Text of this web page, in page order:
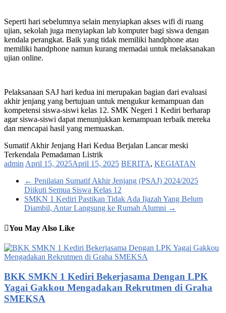
Seperti hari sebelumnya selain menyiapkan akses wifi di ruang
ujian, sekolah juga menyiapkan lab komputer bagi siswa dengan
kendala perangkat. Baik yang tidak memiliki handphone atau
memiliki handphone namun kurang memadai untuk melaksanakan
ujian online.
Pelaksanaan SAJ hari kedua ini merupakan bagian dari evaluasi
akhir jenjang yang bertujuan untuk mengukur kemampuan dan
kompetensi siswa-siswi kelas 12. SMK Negeri 1 Kediri berharap
agar siswa-siswi dapat menunjukkan kemampuan terbaik mereka
dan mencapai hasil yang memuaskan.
Sumatif Akhir Jenjang Hari Kedua Berjalan Lancar meski
Terkendala Pemadaman Listrik
admin April 15, 2025April 15, 2025 BERITA, KEGIATAN
← Penilaian Sumatif Akhir Jenjang (PSAJ) 2024/2025
Diikuti Semua Siswa Kelas 12
SMKN 1 Kediri Pastikan Tidak Ada Ijazah Yang Belum
Diambil, Antar Langsung ke Rumah Alumni →
You May Also Like
BKK SMKN 1 Kediri Bekerjasama Dengan LPK
Yagai Gakkou Mengadakan Rekrutmen di Graha
SMEKSA